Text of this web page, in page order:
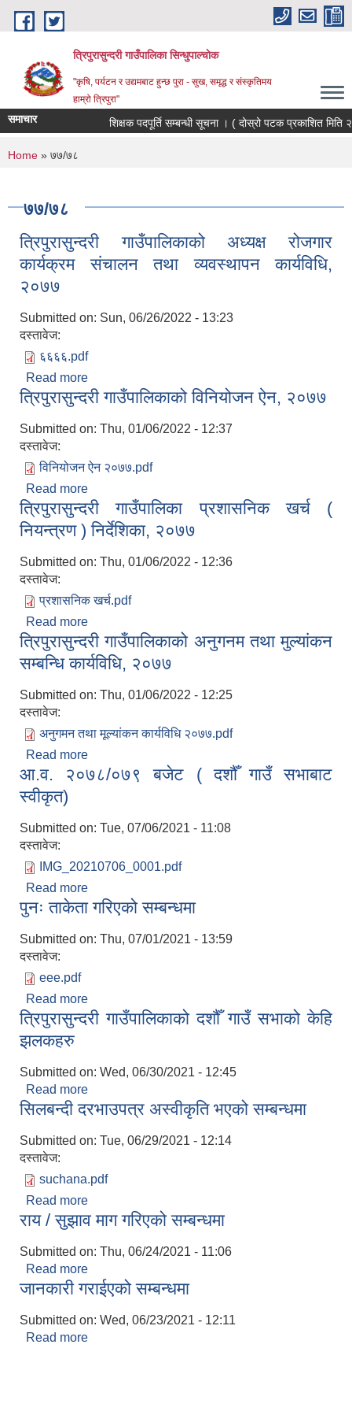
Skip to main content
त्रिपुरासुन्दरी गाउँपालिका सिन्धुपाल्चाेक
"कृषि, पर्यटन र उद्यमबाट हुन्छ पुरा - सुख, समृद्ध र संस्कृतिमय
हाम्रो त्रिपुरा"
समाचार शिक्षक पदपूर्ति सम्बन्धी सूचना । ( दोस्रो पटक प्रकाशित मिति
You are here
Home » ७७/७८
७७/७८
त्रिपुरासुन्दरी गाउँपालिकाको अध्यक्ष रोजगार
कार्यक्रम संचालन तथा व्यवस्थापन कार्यविधि,
२०७७
Submitted on: Sun, 06/26/2022 - 13:23
दस्तावेज:
६६६६.pdf
Read more
कार्यक्रम संचालन तथा व्यवस्थापन कार्यविधि, २०७७
त्रिपुरासुन्दरी गाउँपालिकाको विनियोजन ऐन, २०७७
Submitted on: Thu, 01/06/2022 - 12:37
दस्तावेज:
विनियोजन ऐन २०७७.pdf
Read more
त्रिपुरासुन्दरी गाउँपालिका प्रशासनिक खर्च (
नियन्त्रण ) निर्देशिका, २०७७
Submitted on: Thu, 01/06/2022 - 12:36
दस्तावेज:
प्रशासनिक खर्च.pdf
Read more
नियन्त्रण ) निर्देशिका, २०७७
त्रिपुरासुन्दरी गाउँपालिकाको अनुगनम तथा मुल्यांकन
सम्बन्धि कार्यविधि, २०७७
Submitted on: Thu, 01/06/2022 - 12:25
दस्तावेज:
अनुगमन तथा मूल्यांकन कार्यविधि २०७७.pdf
Read more
सम्बन्धि कार्यविधि, २०७७
आ.व. २०७८/०७९ बजेट ( दशौँ गाउँ सभाबाट
स्वीकृत)
Submitted on: Tue, 07/06/2021 - 11:08
दस्तावेज:
IMG_20210706_0001.pdf
Read more
पुनः ताकेता गरिएको सम्बन्धमा
Submitted on: Thu, 07/01/2021 - 13:59
दस्तावेज:
eee.pdf
Read more
त्रिपुरासुन्दरी गाउँपालिकाको दशौँ गाउँ सभाको केहि
झलकहरु
Submitted on: Wed, 06/30/2021 - 12:45
Read more
झलकहरु
सिलबन्दी दरभाउपत्र अस्वीकृति भएको सम्बन्धमा
Submitted on: Tue, 06/29/2021 - 12:14
दस्तावेज:
suchana.pdf
Read more
राय / सुझाव माग गरिएको सम्बन्धमा
Submitted on: Thu, 06/24/2021 - 11:06
Read more
जानकारी गराईएको सम्बन्धमा
Submitted on: Wed, 06/23/2021 - 12:11
Read more